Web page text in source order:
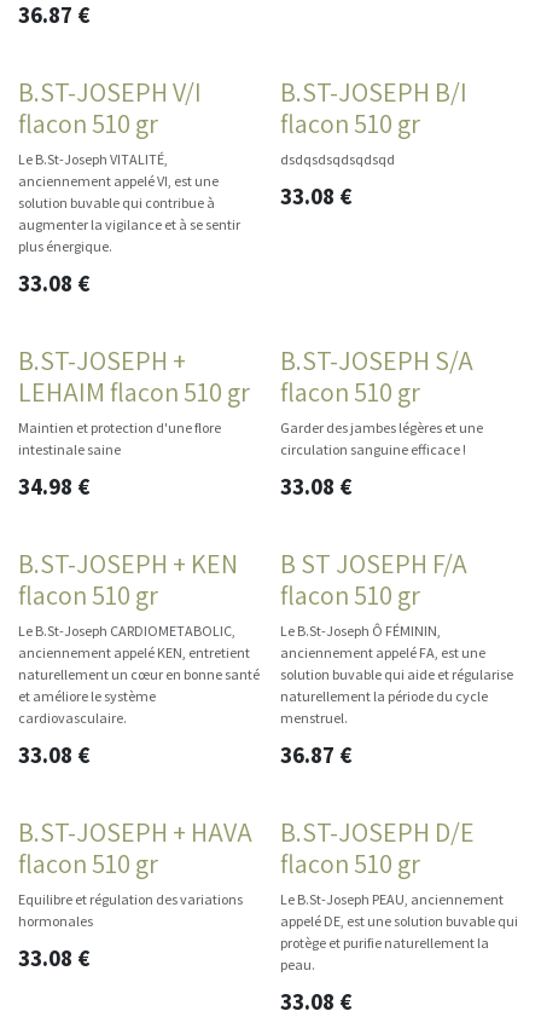
36.87 €
B.ST-JOSEPH V/I
flacon 510 gr
Le B.St-Joseph VITALITÉ,
anciennement appelé VI, est une
solution buvable qui contribue à
augmenter la vigilance et à se sentir
plus énergique.
33.08 €
B.ST-JOSEPH B/I
flacon 510 gr
dsdqsdsqdsqdsqd
33.08 €
B.ST-JOSEPH +
LEHAIM flacon 510 gr
Maintien et protection d'une flore
intestinale saine
34.98 €
B.ST-JOSEPH S/A
flacon 510 gr
Garder des jambes légères et une
circulation sanguine efficace !
33.08 €
B.ST-JOSEPH + KEN
flacon 510 gr
Le B.St-Joseph CARDIOMETABOLIC,
anciennement appelé KEN, entretient
naturellement un cœur en bonne santé
et améliore le système
cardiovasculaire.
33.08 €
B ST JOSEPH F/A
flacon 510 gr
Le B.St-Joseph Ô FÉMININ,
anciennement appelé FA, est une
solution buvable qui aide et régularise
naturellement la période du cycle
menstruel.
36.87 €
B.ST-JOSEPH + HAVA
flacon 510 gr
Equilibre et régulation des variations
hormonales
33.08 €
B.ST-JOSEPH D/E
flacon 510 gr
Le B.St-Joseph PEAU, anciennement
appelé DE, est une solution buvable qui
protège et purifie naturellement la
peau.
33.08 €